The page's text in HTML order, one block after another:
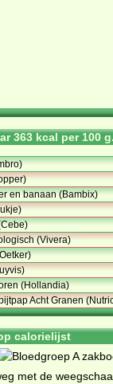
363 kcal per 100
en banaan (Bambix)
(Vivera)
(Hollandia)
Acht Granen
calorielijst